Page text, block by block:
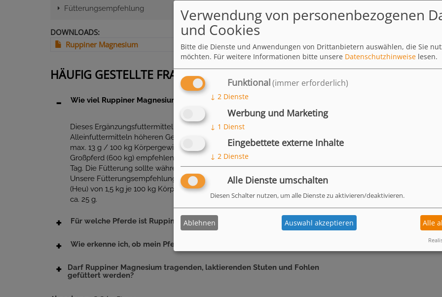
Fütterungsempfehlung
DOWNLOADS
Ruppiner Magnesium
207.72 KB
HÄUFIG GESTELLTE FRAGEN
Wie viel Ruppiner Magnesium sollte ich meinem Pferd füttern?
Dieses Ergänzungsfuttermittel darf aufgrund der gegenüber
Alleinfuttermitteln höheren Gehalte an Spurenelementen nur mit bis zu
max. 13 g / 100 kg Körpergewicht / Tag verfüttert werden. Bei einem
Großpferd (600 kg) empfehlen wir eine Gabe von ca. 60 - 80 g / Tier /
Tag. Die Fütterung sollte während sportlicher Anstrengung erfolgen.
Unsere Fütterungsempfehlung bezieht sich auf eine Raufutteraufnahme
(Heu) von 1,5 kg je 100 kg Körpergewicht und Tag. Ein Messlöffel entspricht
ca. 25 g.
Für welche Pferde ist Ruppiner Magnesium geeignet?
Wie erkenne ich, ob mein Pferd einen Magnesiummangel hat?
Darf Ruppiner Magnesium tragenden, laktierenden Stuten und Fohlen
gefüttert werden?
Verwendung von personenbezogenen
und Cookies
Bitte die Dienste und Anwendungen von Drittanbietern auswählen, die Sie
möchten. Für weitere Informationen bitte unsere Datenschutzhinweise lesen.
Funktional(immer erforderlich)
↓ 2 Dienste
Werbung und Marketing
↓ 1 Dienst
Eingebettete externe Inhalte
↓ 2 Dienste
Alle Dienste umschalten
Diesen Schalter nutzen, um alle Dienste zu aktivieren/deaktivieren.
Ablehnen Auswahl akzeptieren Alle